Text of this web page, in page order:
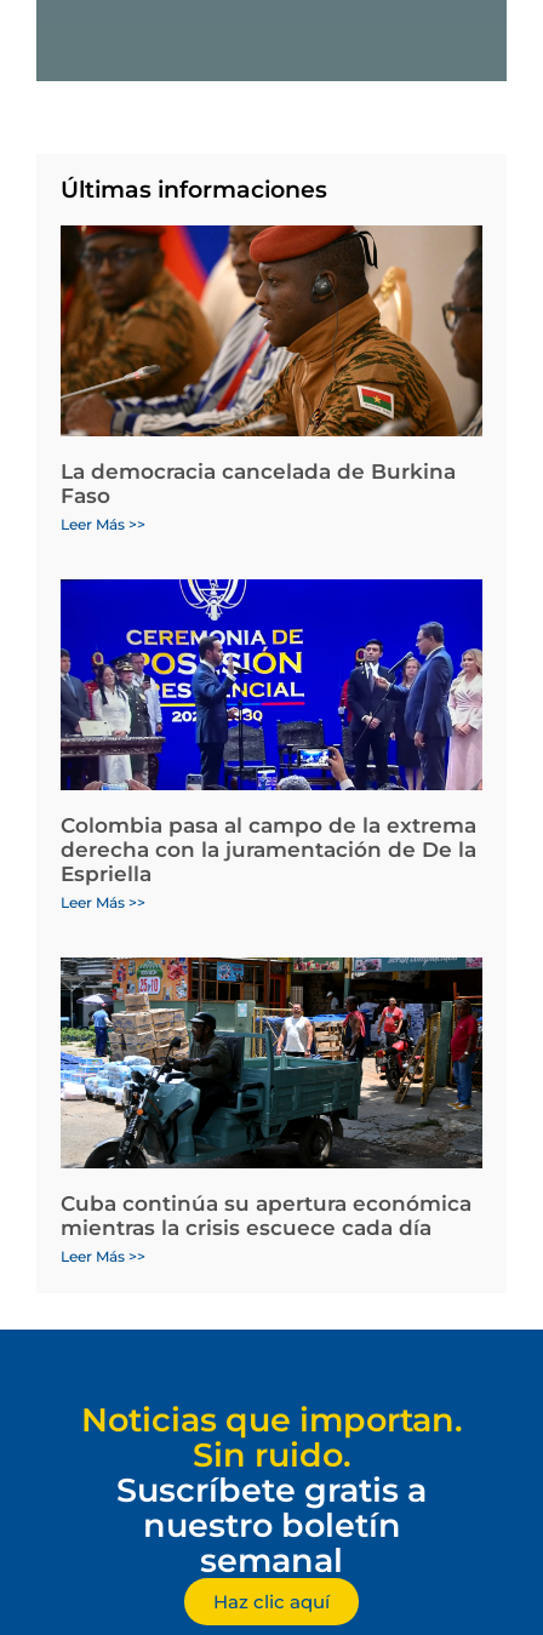
Últimas informaciones
La democracia cancelada de Burkina
Faso
Leer Más >>
Colombia pasa al campo de la extrema
derecha con la juramentación de De la
Espriella
Leer Más >>
Cuba continúa su apertura económica
mientras la crisis escuece cada día
Leer Más >>
Noticias que importan.
Sin ruido.
Suscríbete gratis a
nuestro boletín
semanal
Haz clic aquí